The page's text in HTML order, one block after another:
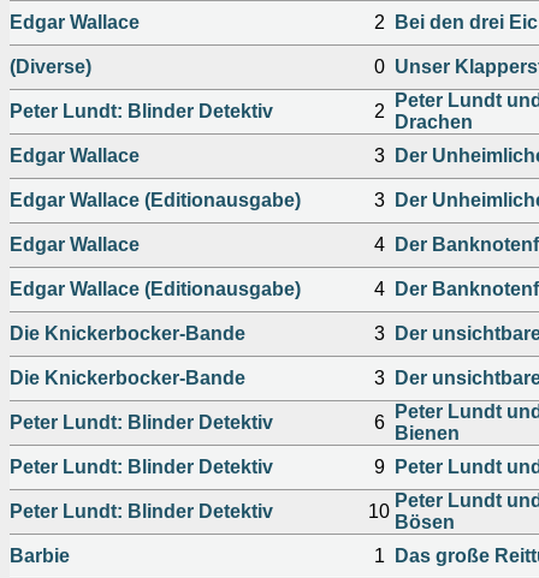
Edgar Wallace
2 Bei den drei
(Diverse) 0 Unser
Peter Lundt: Blinder Detektiv 2
Peter Lundt
Drachen
Edgar Wallace
3 Der
Edgar Wallace (Editionausgabe) 3 Der
Edgar Wallace 4 Der
Edgar Wallace (Editionausgabe) 4 Der
Die Knickerbocker-Bande 3 Der
Die Knickerbocker-Bande 3 Der
Peter Lundt: Blinder Detektiv 6
Peter Lundt
Bienen
Peter Lundt: Blinder Detektiv
9 Peter Lundt
Peter Lundt: Blinder Detektiv 10
Peter Lundt
Bösen
Barbie
1 Das große